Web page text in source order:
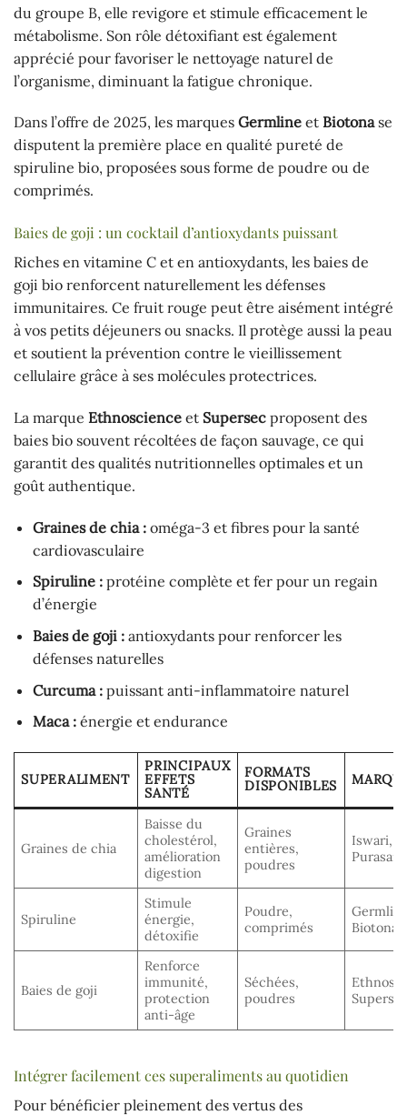
du groupe B, elle revigore et stimule efficacement le
métabolisme. Son rôle détoxifiant est également
apprécié pour favoriser le nettoyage naturel de
l’organisme, diminuant la fatigue chronique.
Dans l’offre de 2025, les marques Germline et Biotonase
disputent la première place en qualité pureté de
spiruline bio, proposées sous forme de poudre ou de
comprimés.
Baies de goji : un cocktail d’antioxydants puissant
Riches en vitamine C et en antioxydants, les baies de
goji bio renforcent naturellement les défenses
immunitaires. Ce fruit rouge peut être aisément intégré
à vos petits déjeuners ou snacks. Il protège aussi la peau
et soutient la prévention contre le vieillissement
cellulaire grâce à ses molécules protectrices.
La marque Ethnoscience et Supersec proposent des
baies bio souvent récoltées de façon sauvage, ce qui
garantit des qualités nutritionnelles optimales et un
goût authentique.
Graines de chia :oméga-3 et fibres pour la santé
cardiovasculaire
Spiruline :protéine complète et fer pour un regain
d’énergie
Baies de goji :antioxydants pour renforcer les
défenses naturelles
Curcuma :puissant anti-inflammatoire naturel
Maca :énergie et endurance
SUPERALIMENT
PRINCIPAUX
EFFETS
SANTÉ
FORMATS
DISPONIBLES
Graines de chia
Baisse du
cholestérol,
amélioration
digestion
Graines
entières,
poudres
Iswari,
Purasana
Spiruline
Stimule
énergie,
détoxifie
Poudre,
comprimés
Biotona
Baies de goji
Renforce
immunité,
protection
anti-âge
Séchées,
poudres
Intégrer facilement ces superaliments au quotidien
Pour bénéficier pleinement des vertus des